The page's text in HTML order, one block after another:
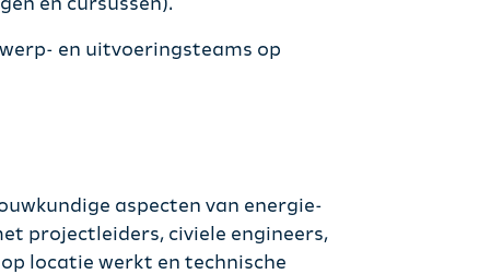
en cursussen).
en uitvoeringsteams op
aspecten van energie-
projectleiders, civiele engineers,
locatie werkt en technische